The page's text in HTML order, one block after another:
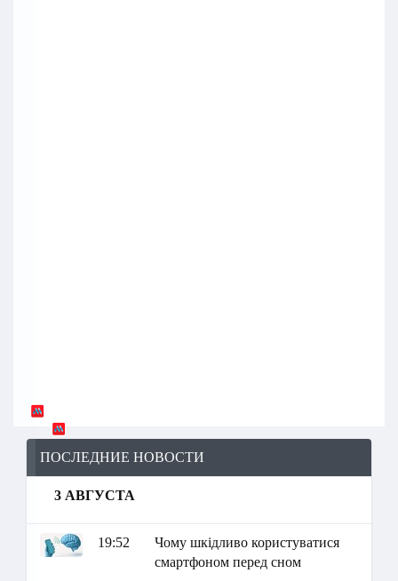
ПОСЛЕДНИЕ НОВОСТИ
3 АВГУСТА
19:52
Чому шкідливо користуватися
смартфоном перед сном